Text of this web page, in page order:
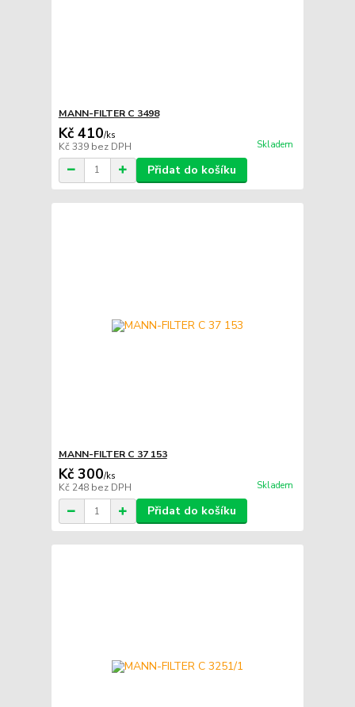
MANN-FILTER C 3498
Kč 410/ks
Kč 339 bez DPH Skladem
Přidat do košíku
MANN-FILTER C 37 153
Kč 300/ks
Kč 248 bez DPH Skladem
Přidat do košíku